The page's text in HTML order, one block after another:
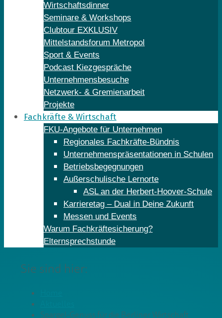
Wirtschaftsdinner
Seminare & Workshops
Clubtour EXKLUSIV
Mittelstandsforum Metropol
Sport & Events
Podcast Kiezgespräche
Unternehmensbesuche
Netzwerk- & Gremienarbeit
Projekte
Fachkräfte & Wirtschaft
FKU-Angebote für Unternehmen
Regionales Fachkräfte-Bündnis
Unternehmenspräsentationen in Schulen
Betriebsbegegnungen
Außerschulische Lernorte
ASL an der Herbert-Hoover-Schule
Karrieretag – Dual in Deine Zukunft
Messen und Events
Warum Fachkräftesicherung?
Elternsprechstunde
Sie sind hier:
Spargel-Genuss für die Berliner Wirtschaft